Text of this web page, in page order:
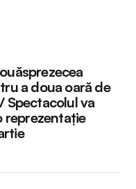
a doua oară de
Spectacolul va
reprezentație